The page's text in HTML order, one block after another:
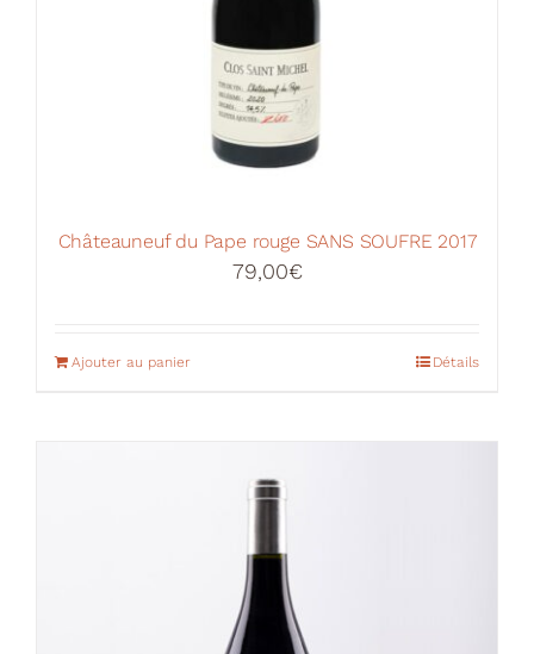
Châteauneuf du Pape rouge SANS SOUFRE 2017
79,00€
Ajouter au panier Détails